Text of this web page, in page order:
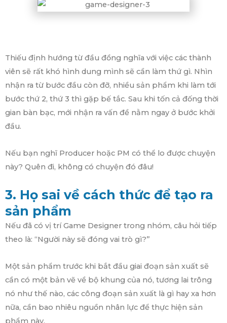
Thiếu định hướng từ đầu đồng nghĩa với việc các thành
viên sẽ rất khó hình dung mình sẽ cần làm thứ gì. Nhìn
nhận ra từ bước đầu còn đỡ, nhiều sản phẩm khi làm tới
bước thứ 2, thứ 3 thì gặp bế tắc. Sau khi tốn cả đống thời
gian bàn bạc, mới nhận ra vấn đề nằm ngay ở bước khởi
đầu.
Nếu bạn nghĩ Producer hoặc PM có thể lo được chuyện
này? Quên đi, không có chuyện đó đâu!
3. Họ sai về cách thức để tạo ra
sản phẩm
Nếu đã có vị trí Game Designer trong nhóm, câu hỏi tiếp
theo là: “Người này sẽ đóng vai trò gì?”
Một sản phẩm trước khi bắt đầu giai đoạn sản xuất sẽ
cần có một bản vẽ về bộ khung của nó, tương lai trông
nó như thế nào, các công đoạn sản xuất là gì hay xa hơn
nữa, cần bao nhiêu nguồn nhân lực để thực hiện sản
phẩm này.